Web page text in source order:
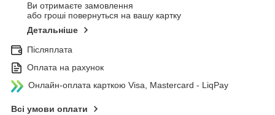
Ви отримаєте замовлення
або гроші повернуться на вашу картку
Детальніше
Післяплата
Оплата на рахунок
Онлайн-оплата карткою Visa, Mastercard - LiqPay
Всі умови оплати